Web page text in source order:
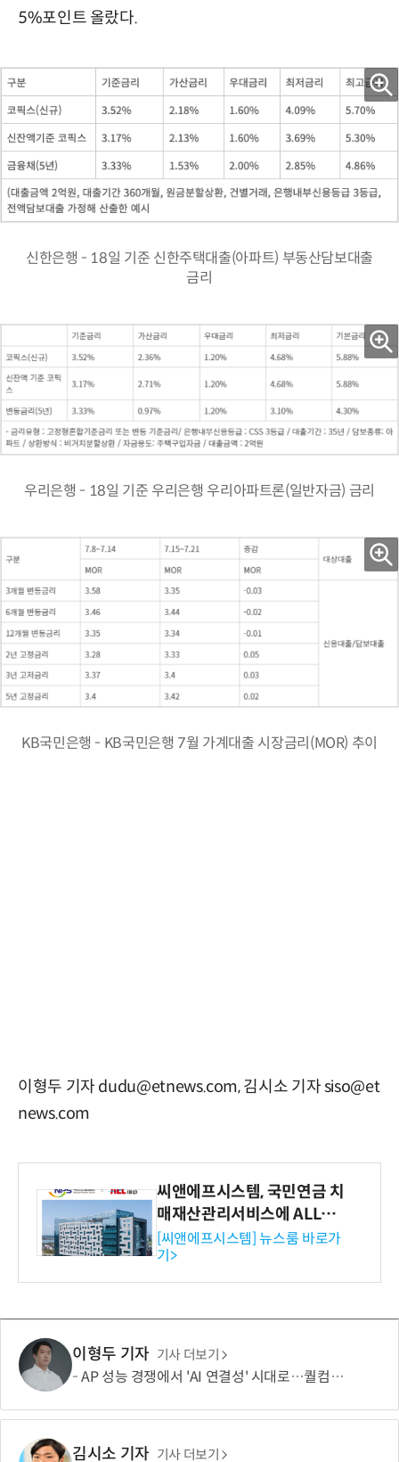
5%포인트 올랐다.
신한은행 - 18일 기준 신한주택대출(아파트) 부동산담보대출
금리
우리은행 - 18일 기준 우리은행 우리아파트론(일반자금) 금리
KB국민은행 - KB국민은행 7월 가계대출 시장금리(MOR) 추이
이형두 기자 dudu@etnews.com, 김시소 기자 siso@et
news.com
씨앤에프시스템, 국민연금 치
매재산관리서비스에 ALL# E
RP 공급
[씨앤에프시스템] 뉴스룸 바로가
기>
이형두 기자 기사 더보기
AP 성능 경쟁에서 'AI 연결성' 시대로…퀄컴 영역 확장 본격화
김시소 기자 기사 더보기